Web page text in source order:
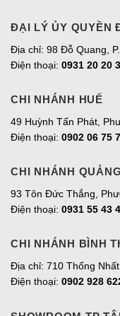
ĐẠI LÝ ỦY QUYỀN
Địa chỉ: 98 Đỗ Quang,
Điện thoại: 0931 20 20
CHI NHÁNH HUẾ
49 Huỳnh Tấn Phát,
Điện thoại: 0902 06 75
CHI NHÁNH
93 Tôn Đức Thắng,
Điện thoại: 0931 55 43
CHI NHÁNH BÌNH
Địa chỉ: 710 Thống
Điện thoại: 0902 928